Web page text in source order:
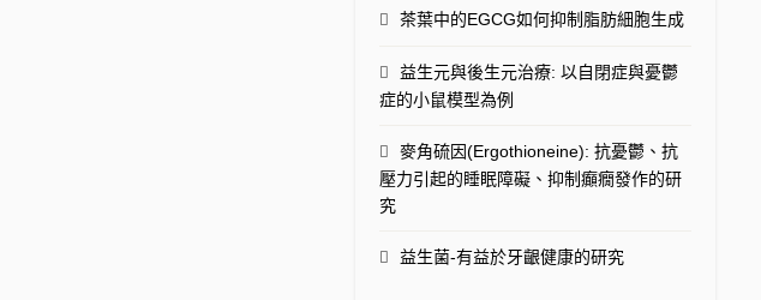
茶葉中的EGCG如何抑制脂肪細胞生成
益生元與後生元治療: 以自閉症與憂鬱
症的小鼠模型為例
麥角硫因(Ergothioneine): 抗憂鬱、抗
壓力引起的睡眠障礙、抑制癲癇發作的研
究
益生菌-有益於牙齦健康的研究